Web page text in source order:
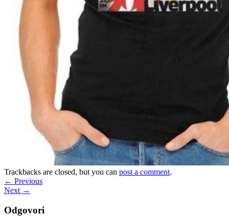
Povratak u trgovinu
Trackbacks are closed, but you can post a comment.
← Previous
Next →
Odgovori